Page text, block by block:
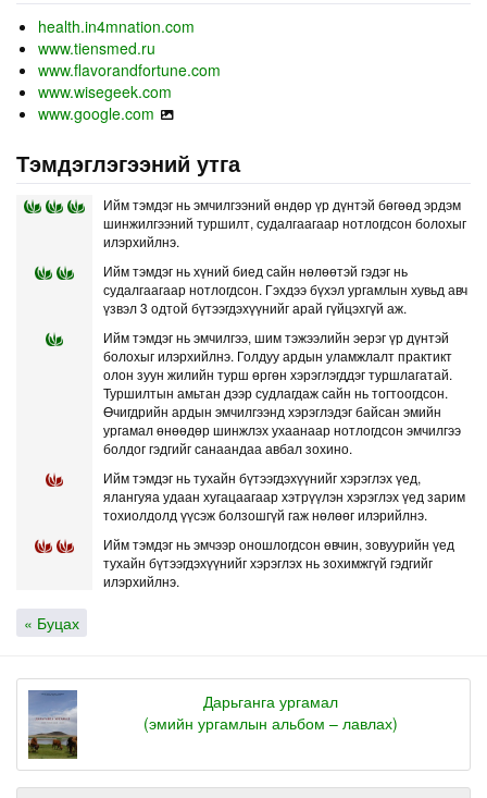
health.in4mnation.com
www.tiensmed.ru
www.flavorandfortune.com
www.wisegeek.com
www.google.com
Тэмдэглэгээний утга
Ийм тэмдэг нь эмчилгээний өндөр үр дүнтэй бөгөөд эрдэм
шинжилгээний туршилт, судалгаагаар нотлогдсон болохыг
илэрхийлнэ.
Ийм тэмдэг нь хүний биед сайн нөлөөтэй гэдэг нь
судалгаагаар нотлогдсон. Гэхдээ бүхэл ургамлын хувьд авч
үзвэл 3 одтой бүтээгдэхүүнийг арай гүйцэхгүй аж.
Ийм тэмдэг нь эмчилгээ, шим тэжээлийн эерэг үр дүнтэй
болохыг илэрхийлнэ. Голдуу ардын уламжлалт практикт
олон зуун жилийн турш өргөн хэрэглэгддэг туршлагатай.
Туршилтын амьтан дээр судлагдаж сайн нь тогтоогдсон.
Өчигдрийн ардын эмчилгээнд хэрэглэдэг байсан эмийн
ургамал өнөөдөр шинжлэх ухаанаар нотлогдсон эмчилгээ
болдог гэдгийг санаандаа авбал зохино.
Ийм тэмдэг нь тухайн бүтээгдэхүүнийг хэрэглэх үед,
ялангуяа удаан хугацаагаар хэтрүүлэн хэрэглэх үед зарим
тохиолдолд үүсэж болзошгүй гаж нөлөөг илэрийлнэ.
Ийм тэмдэг нь эмчээр оношлогдсон өвчин, зовуурийн үед
тухайн бүтээгдэхүүнийг хэрэглэх нь зохимжгүй гэдгийг
илэрхийлнэ.
« Буцах
Дарьганга ургамал
(эмийн ургамлын альбом – лавлах)